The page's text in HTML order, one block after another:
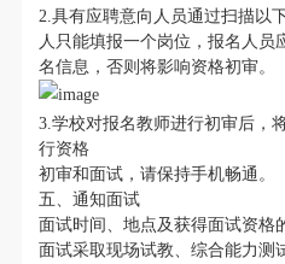
2.具有应聘意向人员通过扫描以
人只能填报一个岗位，报名人员
名信息，否则将影响资格初审。
3.学校对报名教师进行初审后，
行资格
初审和面试，请保持手机畅通。
五、通知面试
面试时间、地点及获得面试资格
面试采取现场试教、综合能力测